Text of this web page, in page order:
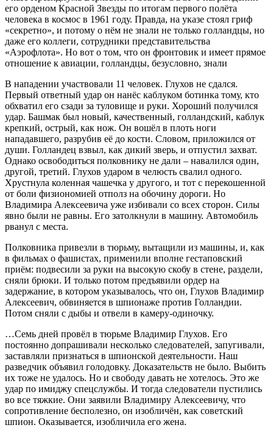
его орденом Красной Звезды по итогам первого полёта
человека в космос в 1961 году. Правда, на указе стоял гриф
«секретно», и потому о нём не знали не только голландцы, но
даже его коллеги, сотрудники представительства
«Аэрофлота». Но вот о том, что он фронтовик и имеет прямое
отношение к авиации, голландцы, безусловно, знали
В нападении участвовали 11 человек. Глухов не сдался.
Первый ответный удар он нанёс каблуком ботинка тому, кто
обхватил его сзади за туловище и руки. Хороший получился
удар. Башмак был новый, качественный, голландский, каблук
крепкий, острый, как нож. Он вошёл в плоть ноги
нападавшего, разрубив её до кости. Словом, приложился от
души. Голландец взвыл, как дикий зверь, и отпустил захват.
Однако освободиться полковнику не дали – навалился один,
другой, третий. Глухов ударом в челюсть свалил одного.
Хрустнула коленная чашечка у другого, и тот с перекошенной
от боли физиономией отполз на обочину дороги. Но
Владимира Алексеевича уже избивали со всех сторон. Силы
явно были не равны. Его затолкнули в машину. Автомобиль
рванул с места.
Полковника привезли в тюрьму, вытащили из машины, и, как
в фильмах о фашистах, применили вполне гестаповский
приём: подвесили за руки на высокую скобу в стене, раздели,
сняли брюки. И только потом предъявили ордер на
задержание, в котором указывалось, что он, Глухов Владимир
Алексеевич, обвиняется в шпионаже против Голландии.
Потом сняли с дыбы и отвели в камеру-одиночку.
…Семь дней провёл в тюрьме Владимир Глухов. Его
постоянно допрашивали несколько следователей, запугивали,
заставляли признаться в шпионской деятельности. Наш
разведчик объявил голодовку. Доказательств не было. Выбить
их тоже не удалось. Но и свободу давать не хотелось. Это же
удар по имиджу спецслужбы. И тогда следователи пустились
во все тяжкие. Они заявили Владимиру Алексеевичу, что
сопротивление бесполезно, он изобличён, как советский
шпион. Оказывается, изобличила его жена.